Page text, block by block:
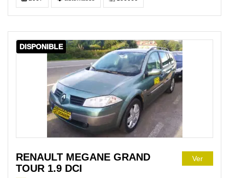
DISPONIBLE
RENAULT MEGANE GRAND
TOUR 1.9 DCI
Ver